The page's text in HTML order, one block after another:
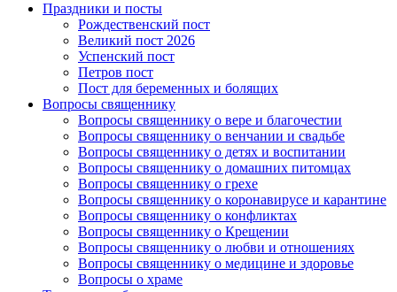
Праздники и посты
Рождественский пост
Великий пост 2026
Успенский пост
Петров пост
Пост для беременных и болящих
Вопросы священнику
Вопросы священнику о вере и благочестии
Вопросы священнику о венчании и свадьбе
Вопросы священнику о детях и воспитании
Вопросы священнику о домашних питомцах
Вопросы священнику о грехе
Вопросы священнику о коронавирусе и карантине
Вопросы священнику о конфликтах
Вопросы священнику о Крещении
Вопросы священнику о любви и отношениях
Вопросы священнику о медицине и здоровье
Вопросы о храме